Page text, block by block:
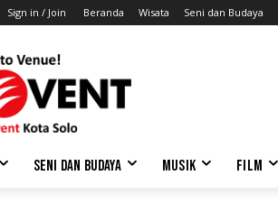
Sign in / Join Beranda Wisata Seni dan Budaya
SENI DAN BUDAYA MUSIK FILM